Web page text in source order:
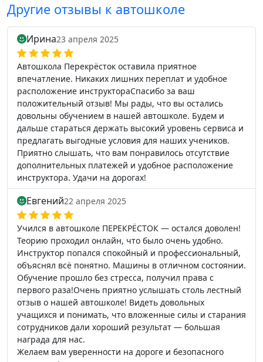
Другие отзывы к автошколе
Ирина23 апреля 2025
Автошкола Перекрёсток оставила приятное
впечатление. Никаких лишних переплат и удобное
расположение инструктораСпасибо за ваш
положительный отзыв! Мы рады, что вы остались
довольны обучением в нашей автошколе. Будем и
дальше стараться держать высокий уровень сервиса и
предлагать выгодные условия для наших учеников.
Приятно слышать, что вам понравилось отсутствие
дополнительных платежей и удобное расположение
инструктора. Удачи на дорогах!
Евгений22 апреля 2025
Учился в автошколе ПЕРЕКРЁСТОК — остался доволен!
Теорию проходил онлайн, что было очень удобно.
Инструктор попался спокойный и профессиональный,
объяснял всё понятно. Машины в отличном состоянии.
Обучение прошло без стресса, получил права с
первого раза!Очень приятно услышать столь лестный
отзыв о нашей автошколе! Видеть довольных
учащихся и понимать, что вложенные силы и старания
сотрудников дали хороший результат — большая
награда для нас.
Желаем вам уверенности на дороге и безопасного